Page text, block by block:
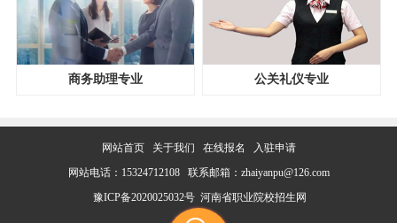
商务助理专业 公关礼仪专业
网站首页 关于我们 在线报名
入驻申请
网站电话：15324712108 联系邮箱：zhaiyanpu@126.com
豫ICP备2020025032号 河南省职业院校招生网